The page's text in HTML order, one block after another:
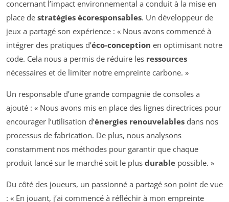
concernant l’impact environnemental a conduit à la mise en
place de stratégies écoresponsables. Un développeur de
jeux a partagé son expérience : « Nous avons commencé à
intégrer des pratiques d’éco-conception en optimisant notre
code. Cela nous a permis de réduire les ressources
nécessaires et de limiter notre empreinte carbone. »
Un responsable d’une grande compagnie de consoles a
ajouté : « Nous avons mis en place des lignes directrices pour
encourager l’utilisation d’énergies renouvelables dans nos
processus de fabrication. De plus, nous analysons
constamment nos méthodes pour garantir que chaque
produit lancé sur le marché soit le plus durable possible. »
Du côté des joueurs, un passionné a partagé son point de vue
: « En jouant, j’ai commencé à réfléchir à mon empreinte